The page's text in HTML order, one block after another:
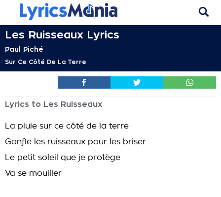
Les Ruisseaux Lyrics
Paul Piché
Sur Ce Côté De La Terre
Lyrics to Les Ruisseaux
La pluie sur ce côté de la terre
Gonfle les ruisseaux pour les briser
Le petit soleil que je protège
Va se mouiller